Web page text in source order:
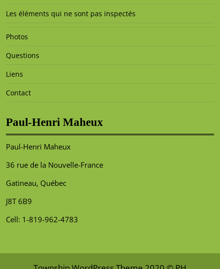
Les éléments qui ne sont pas inspectés
Photos
Questions
Liens
Contact
Paul-Henri Maheux
Paul-Henri Maheux
36 rue de la Nouvelle-France
Gatineau, Québec
J8T 6B9
Cell: 1-819-962-4783